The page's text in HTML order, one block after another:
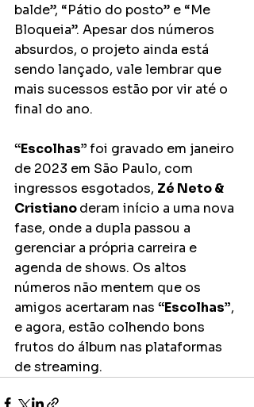
balde”, “Pátio do posto” e “Me
Bloqueia”. Apesar dos números
absurdos, o projeto ainda está
sendo lançado, vale lembrar que
mais sucessos estão por vir até o
final do ano.
“Escolhas” foi gravado em janeiro
de 2023 em São Paulo, com
ingressos esgotados, Zé Neto &
Cristiano deram início a uma nova
fase, onde a dupla passou a
gerenciar a própria carreira e
agenda de shows. Os altos
números não mentem que os
amigos acertaram nas “Escolhas”,
e agora, estão colhendo bons
frutos do álbum nas plataformas
de streaming.